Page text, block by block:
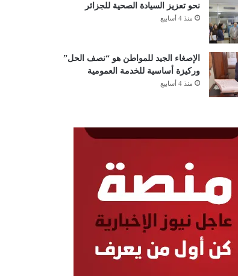
نحو تعزيز السيادة الصحية للجزائر
منذ 4 أسابيع
الإصغاء الجيد للمواطن هو “نصف الحل”
وركيزة أساسية للخدمة العمومية
منذ 4 أسابيع